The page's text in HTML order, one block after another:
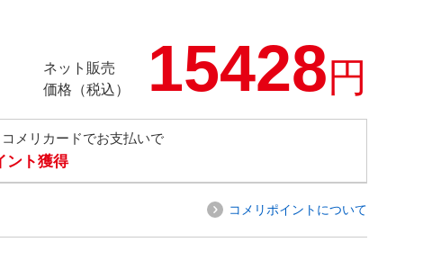
ネット販売
価格（税込）
15428円
メリカードでお支払いで
ント獲得
コメリポイントについて